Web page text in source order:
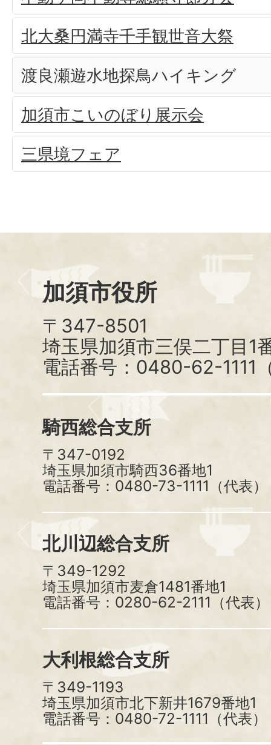
北大桑円満寺千手観世音大祭
渡良瀬遊水地探鳥ハイキング
加須市こいのぼり展示会
三県境フェア
加須市役所
〒347-8501
埼玉県加須市三俣二丁目1
電話番号：0480-62-1111
騎西総合支所
〒347-0192
埼玉県加須市騎西36番地1
電話番号：0480-73-1111（代表）
北川辺総合支所
〒349-1292
埼玉県加須市麦倉1481番地1
電話番号：0280-62-2111（代表）
大利根総合支所
〒349-1193
埼玉県加須市北下新井1679番地1
電話番号：0480-72-1111（代表）